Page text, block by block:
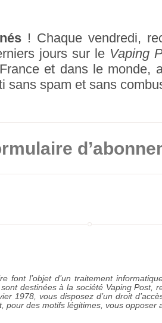
! Chaque vendredi,
jours sur le Vaping
et dans le monde,
sans spam et sans
font l’objet d’un traitement
destinées à la société Vaping Post,
1978, vous disposez d’un droit
pour des motifs légitimes, vous